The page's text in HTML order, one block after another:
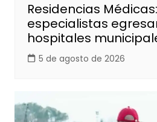
Residencias
especialistas
hospitales
5 de agosto de 2026